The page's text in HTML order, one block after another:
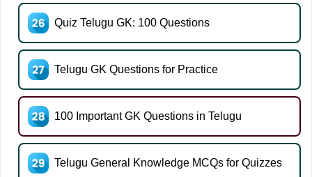
Quiz Telugu GK: 100 Questions
Telugu GK Questions for Practice
100 Important GK Questions in Telugu
Telugu General Knowledge MCQs for Quizzes